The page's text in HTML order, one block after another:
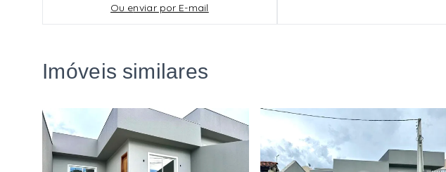
Ou enviar por E-mail
Imóveis similares